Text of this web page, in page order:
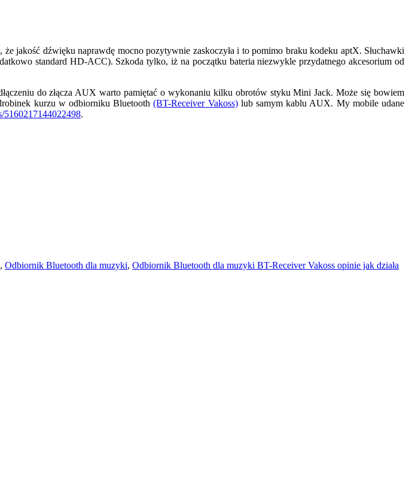
że jakość dźwięku naprawdę mocno pozytywnie zaskoczyła i to pomimo braku kodeku aptX. Słuchawki
standard HD-ACC). Szkoda tylko, iż na początku bateria niezwykle przydatnego akcesorium od
do złącza AUX warto pamiętać o wykonaniu kilku obrotów styku Mini Jack. Może się bowiem
kurzu w odbiorniku Bluetooth(BT-Receiver Vakoss)lub samym kablu AUX. My mobile udane
5160217144022498.
, Odbiornik Bluetooth dla muzyki, Odbiornik Bluetooth dla muzyki BT-Receiver Vakoss opinie jak działa